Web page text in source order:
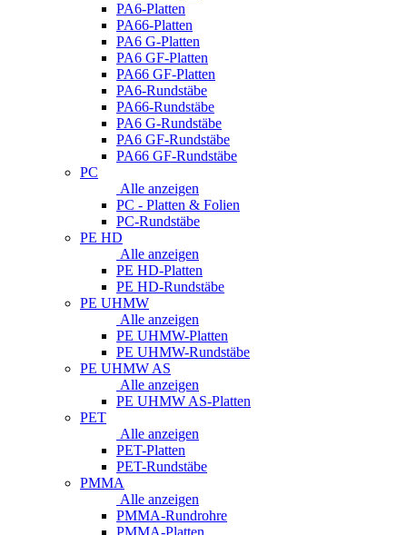
PA6-Platten
PA66-Platten
PA6 G-Platten
PA6 GF-Platten
PA66 GF-Platten
PA6-Rundstäbe
PA66-Rundstäbe
PA6 G-Rundstäbe
PA6 GF-Rundstäbe
PA66 GF-Rundstäbe
PC
Alle anzeigen
PC - Platten & Folien
PC-Rundstäbe
PE HD
Alle anzeigen
PE HD-Platten
PE HD-Rundstäbe
PE UHMW
Alle anzeigen
PE UHMW-Platten
PE UHMW-Rundstäbe
PE UHMW AS
Alle anzeigen
PE UHMW AS-Platten
PET
Alle anzeigen
PET-Platten
PET-Rundstäbe
PMMA
Alle anzeigen
PMMA-Rundrohre
PMMA-Platten